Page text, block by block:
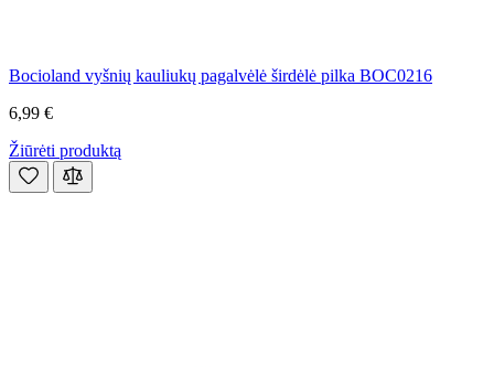
Bocioland vyšnių kauliukų pagalvėlė širdėlė pilka BOC0216
6,99 €
Žiūrėti produktą